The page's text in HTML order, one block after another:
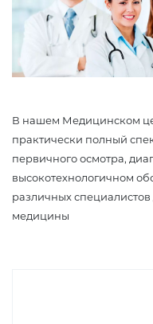
В нашем Медицинском
практически полный
первичного осмотра,
высокотехнологичном
различных
медицины